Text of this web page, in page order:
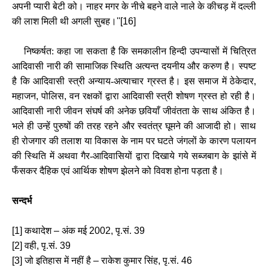
अपनी प्‍यारी बेटी को। नाहर मगर के नीचे बहने वाले नाले के कीचड़ में दल्‍ली
की लाश मिली थी अगली सुबह। ''[16]
निष्‍कर्षत: कहा जा सकता है कि समकालीन हिन्दी उपन्यासों में चित्रित
आदिवासी नारी की सामाजिक स्थिति अत्यन्त दयनीय और करुण है। स्‍पष्‍ट
है कि आदिवासी स्‍त्री अन्‍याय-अत्‍याचार ग्रस्‍त है। इस समाज में ठेकेदार,
महाजन,पोलिस,वन रक्षकों द्वारा आदिवासी स्‍त्री शोषण ग्रस्‍त हो रही है।
आदिवासी नारी जीवन संघर्ष की अनेक छवियाँ जीवंतता के साथ अंकित है।
भले ही उन्‍हें पुरुषों की तरह रहने और स्‍वतंत्र घूमने की आजादी हो। साथ
ही रोजगार की तलाश या विकास के नाम पर घटते जंगलों के कारण पलायन
की स्थिति में अथवा गैर-आदिवासियों द्वारा दिखाये गये सब्‍जबाग के झांसे में
फँसकर दैहिक एवं आर्थिक शोषण झेलने को विवश होना पड़ता है।
सन्दर्भ
[1]कथादेश– अंक मई 2002,पृ.सं. 39
[2]वही,पृ.सं. 39
[3]जो इतिहास में नहीं है –राकेश कुमार सिंह,पृ.सं. 46